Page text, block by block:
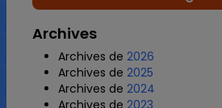
Archives
Archives de 2026
Archives de 2025
Archives de 2024
Archives de 2023